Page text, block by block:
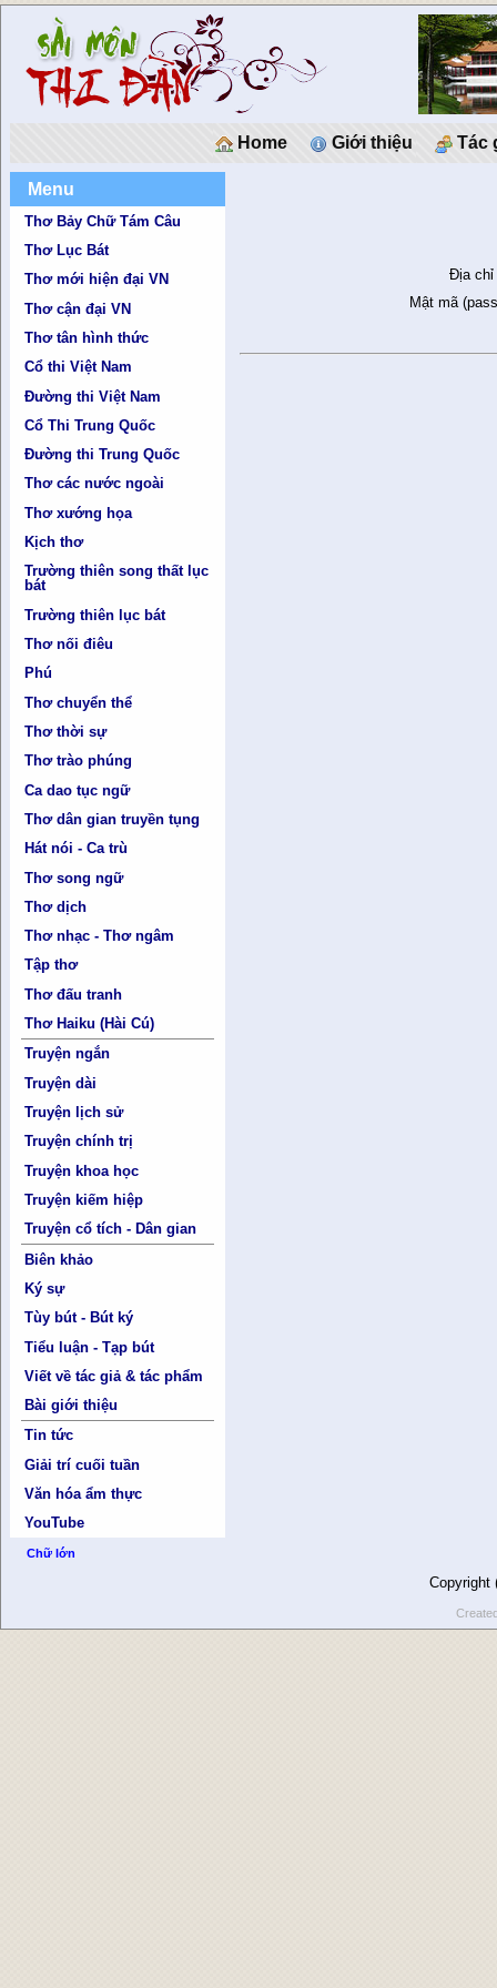
Home Giới thiệu Tác
Menu
Thơ Bảy Chữ Tám Câu
Thơ Lục Bát
Thơ mới hiện đại VN
Thơ cận đại VN
Thơ tân hình thức
Cổ thi Việt Nam
Đường thi Việt Nam
Cổ Thi Trung Quốc
Đường thi Trung Quốc
Thơ các nước ngoài
Thơ xướng họa
Kịch thơ
Trường thiên song thất lục
bát
Trường thiên lục bát
Thơ nối điêu
Phú
Thơ chuyển thể
Thơ thời sự
Thơ trào phúng
Ca dao tục ngữ
Thơ dân gian truyền tụng
Hát nói - Ca trù
Thơ song ngữ
Thơ dịch
Thơ nhạc - Thơ ngâm
Tập thơ
Thơ đấu tranh
Thơ Haiku (Hài Cú)
Truyện ngắn
Truyện dài
Truyện lịch sử
Truyện chính trị
Truyện khoa học
Truyện kiếm hiệp
Truyện cổ tích - Dân gian
Biên khảo
Ký sự
Tùy bút - Bút ký
Tiểu luận - Tạp bút
Viết về tác giả & tác phẩm
Bài giới thiệu
Tin tức
Giải trí cuối tuần
Văn hóa ẩm thực
YouTube
Chữ lớn
Địa chỉ
Mật mã
Copyright